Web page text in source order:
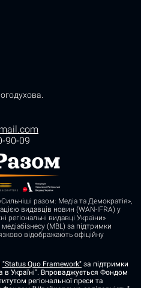
90-09
разом: Медіа та Демократія»,
видавців новин (WAN-IFRA) у
регіональні видавці України»
(MBL) за підтримки
відображають офіційну
"Status Quo Framework" за підтримки
в Україні". Впроваджується Фондом
регіональної преси та